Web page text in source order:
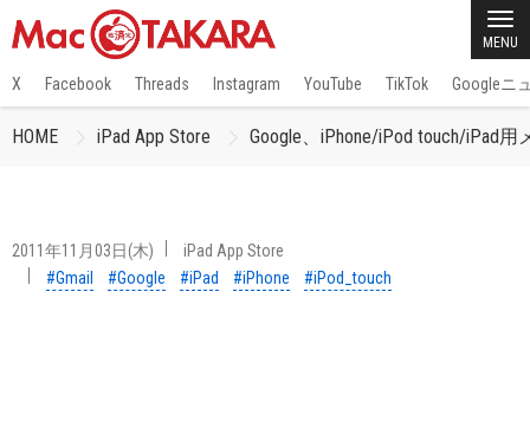
MENU
X Facebook Threads Instagram YouTube TikTok Googleニ
HOME iPad App Store Google、iPhone/iPod touch/iPad
2011年11月03日(木)
iPad App Store
#Gmail
#Google #iPad #iPhone #iPod_touch